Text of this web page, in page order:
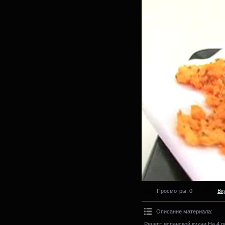
Просмотры: 0
Описание материала:
Рецепт испанской кухни.На 4